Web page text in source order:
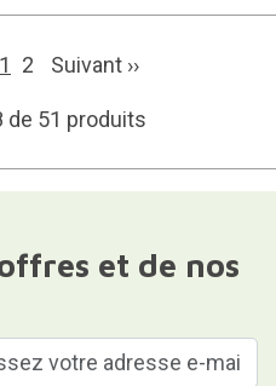
1 2 Suivant ››
de 51 produits
et de nos